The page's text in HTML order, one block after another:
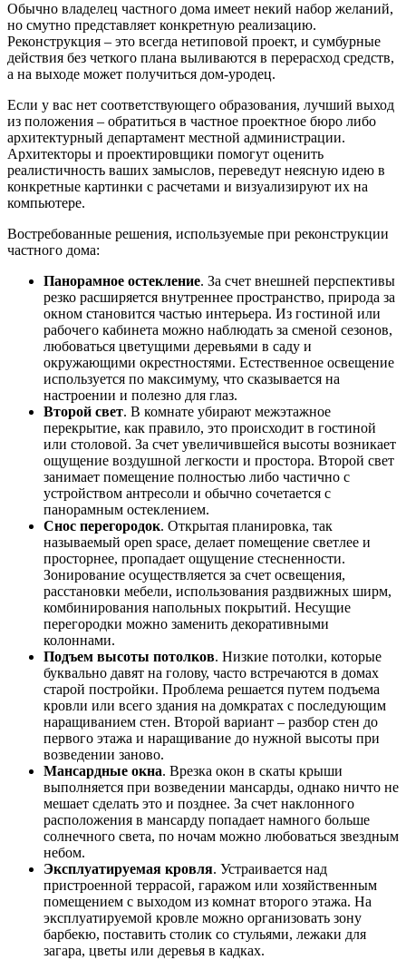
Обычно владелец частного дома имеет некий набор желаний,
но смутно представляет конкретную реализацию.
Реконструкция – это всегда нетиповой проект, и сумбурные
действия без четкого плана выливаются в перерасход средств,
а на выходе может получиться дом-уродец.
Если у вас нет соответствующего образования, лучший выход
из положения – обратиться в частное проектное бюро либо
архитектурный департамент местной администрации.
Архитекторы и проектировщики помогут оценить
реалистичность ваших замыслов, переведут неясную идею в
конкретные картинки с расчетами и визуализируют их на
компьютере.
Востребованные решения, используемые при реконструкции
частного дома:
Панорамное остекление. За счет внешней перспективы
резко расширяется внутреннее пространство, природа за
окном становится частью интерьера. Из гостиной или
рабочего кабинета можно наблюдать за сменой сезонов,
любоваться цветущими деревьями в саду и
окружающими окрестностями. Естественное освещение
используется по максимуму, что сказывается на
настроении и полезно для глаз.
Второй свет. В комнате убирают межэтажное
перекрытие, как правило, это происходит в гостиной
или столовой. За счет увеличившейся высоты возникает
ощущение воздушной легкости и простора. Второй свет
занимает помещение полностью либо частично с
устройством антресоли и обычно сочетается с
панорамным остеклением.
Снос перегородок. Открытая планировка, так
называемый open space, делает помещение светлее и
просторнее, пропадает ощущение стесненности.
Зонирование осуществляется за счет освещения,
расстановки мебели, использования раздвижных ширм,
комбинирования напольных покрытий. Несущие
перегородки можно заменить декоративными
колоннами.
Подъем высоты потолков. Низкие потолки, которые
буквально давят на голову, часто встречаются в домах
старой постройки. Проблема решается путем подъема
кровли или всего здания на домкратах с последующим
наращиванием стен. Второй вариант – разбор стен до
первого этажа и наращивание до нужной высоты при
возведении заново.
Мансардные окна. Врезка окон в скаты крыши
выполняется при возведении мансарды, однако ничто не
мешает сделать это и позднее. За счет наклонного
расположения в мансарду попадает намного больше
солнечного света, по ночам можно любоваться звездным
небом.
Эксплуатируемая кровля. Устраивается над
пристроенной террасой, гаражом или хозяйственным
помещением с выходом из комнат второго этажа. На
эксплуатируемой кровле можно организовать зону
барбекю, поставить столик со стульями, лежаки для
загара, цветы или деревья в кадках.